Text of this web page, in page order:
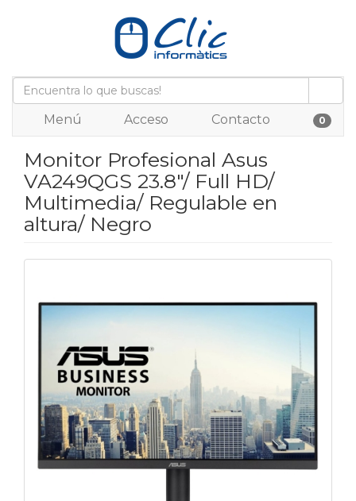
Menú Acceso Contacto 0
Monitor Profesional Asus
VA249QGS 23.8"/ Full HD/
Multimedia/ Regulable en
altura/ Negro